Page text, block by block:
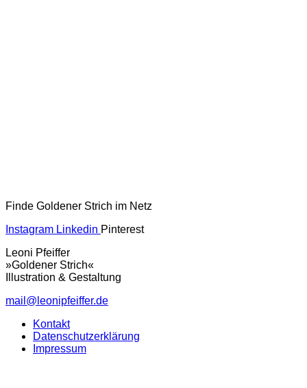
Finde Goldener Strich im Netz
Instagram Linkedin Pinterest
Leoni Pfeiffer
»Goldener Strich«
Illustration & Gestaltung
mail@leonipfeiffer.de
Kontakt
Datenschutzerklärung
Impressum